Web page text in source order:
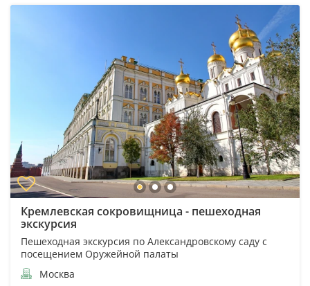
Кремлевская сокровищница - пешеходная
экскурсия
Пешеходная экскурсия по Александровскому саду с
посещением Оружейной палаты
Москва